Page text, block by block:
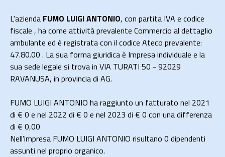
L'azienda FUMO LUIGI ANTONIO, con partita IVA e codice
fiscale , ha come attività prevalente Commercio al dettaglio
ambulante ed è registrata con il codice Ateco prevalente:
47.80.00 . La sua forma giuridica è Impresa individuale e la
sua sede legale si trova in VIA TURATI 50 - 92029
RAVANUSA, in provincia di AG.
FUMO LUIGI ANTONIO ha raggiunto un fatturato nel 2021
di € 0 e nel 2022 di € 0 e nel 2023 di € 0 con una differenza
di € 0,00
Nell'impresa FUMO LUIGI ANTONIO risultano 0 dipendenti
assunti nel proprio organico.